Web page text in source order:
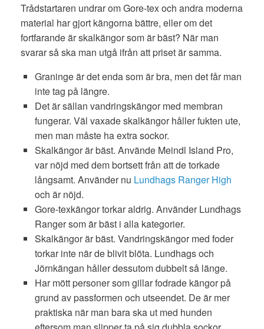
Trådstartaren undrar om Gore-tex och andra moderna
material har gjort kängorna bättre, eller om det
fortfarande är skalkängor som är bäst? När man
svarar så ska man utgå ifrån att priset är samma.
Graninge är det enda som är bra, men det får man
inte tag på längre.
Det är sällan vandringskängor med membran
fungerar. Väl vaxade skalkängor håller fukten ute,
men man måste ha extra sockor.
Skalkängor är bäst. Använde Meindl Island Pro,
var nöjd med dem bortsett från att de torkade
långsamt. Använder nu Lundhags Ranger High
och är nöjd.
Gore-texkängor torkar aldrig. Använder Lundhags
Ranger som är bäst i alla kategorier.
Skalkängor är bäst. Vandringskängor med foder
torkar inte när de blivit blöta. Lundhags och
Jörnkängan håller dessutom dubbelt så länge.
Har mött personer som gillar fodrade kängor på
grund av passformen och utseendet. De är mer
praktiska när man bara ska ut med hunden